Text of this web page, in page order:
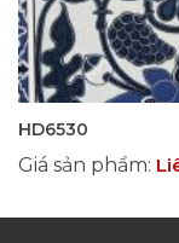
HD6530
Giá sản phẩm: